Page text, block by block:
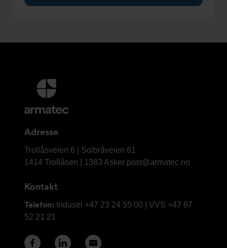
Mer
informasjon
og
Adresse
Armatec
AS
Trollåsveien 6 | Solbråveien 61
1414 Trollåsen | 1383 Asker post@armatec.no
Kontakt
Telefon: Industri +47 23 24 55 00 | VVS +47 67
52 21 21